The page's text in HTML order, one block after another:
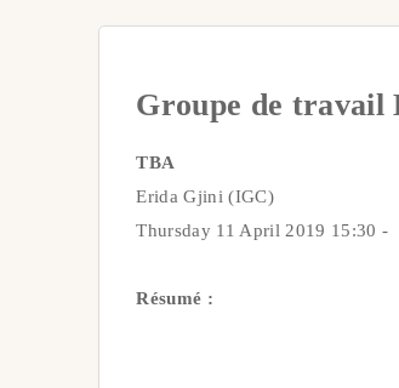
Groupe de travail
TBA
Erida Gjini (IGC)
Thursday 11 April 2019 15:30 -
Résumé :